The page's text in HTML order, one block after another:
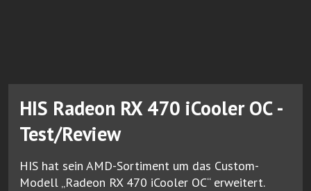
HIS Radeon RX 470 iCooler OC -
Test/Review
HIS hat sein AMD-Sortiment um das Custom-
Modell „Radeon RX 470 iCooler OC“ erweitert.